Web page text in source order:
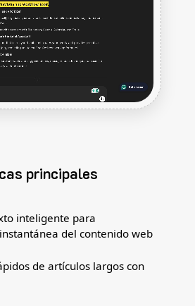
principales
inteligente para
del contenido web
de artículos largos con